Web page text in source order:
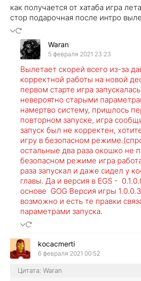
как получается от хатаба игра
стор подарочная после интро
Waran
5 февраля 2021 23:23
Вылетает скорей всего из-за
корректной работы на новой
первом старте игра
невероятно старыми
намертво систему, пришлось
повторном запуске, игра
запуск был не корректен,
игру в безопасном
остальные два раза окошко не
безопасном режиме игра
раза запускал и даже сидел у
главы. Да и версия в EGS -
основе GOG Версия игры
возможно и есть те правки
параметрами запуска.
kocacmerti
6 февраля 2021 00:52
Цитата: Waran